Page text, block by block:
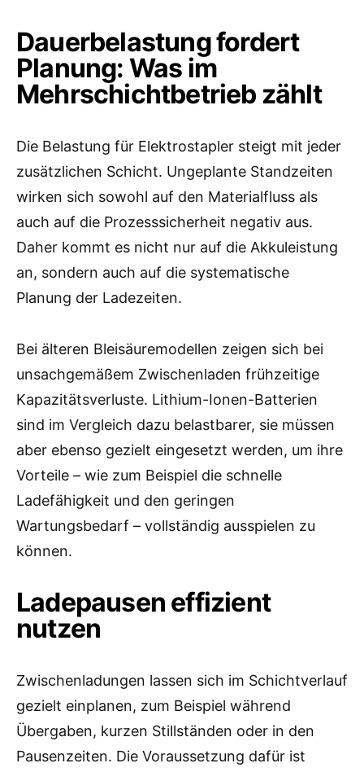
Dauerbelastung fordert
Planung: Was im
Mehrschichtbetrieb zählt
Die Belastung für Elektrostapler steigt mit jeder
zusätzlichen Schicht. Ungeplante Standzeiten
wirken sich sowohl auf den Materialfluss als
auch auf die Prozesssicherheit negativ aus.
Daher kommt es nicht nur auf die Akkuleistung
an, sondern auch auf die systematische
Planung der Ladezeiten.
Bei älteren Bleisäuremodellen zeigen sich bei
unsachgemäßem Zwischenladen frühzeitige
Kapazitätsverluste. Lithium-Ionen-Batterien
sind im Vergleich dazu belastbarer, sie müssen
aber ebenso gezielt eingesetzt werden, um ihre
Vorteile – wie zum Beispiel die schnelle
Ladefähigkeit und den geringen
Wartungsbedarf – vollständig ausspielen zu
können.
Ladepausen effizient
nutzen
Zwischenladungen lassen sich im Schichtverlauf
gezielt einplanen, zum Beispiel während
Übergaben, kurzen Stillständen oder in den
Pausenzeiten. Die Voraussetzung dafür ist